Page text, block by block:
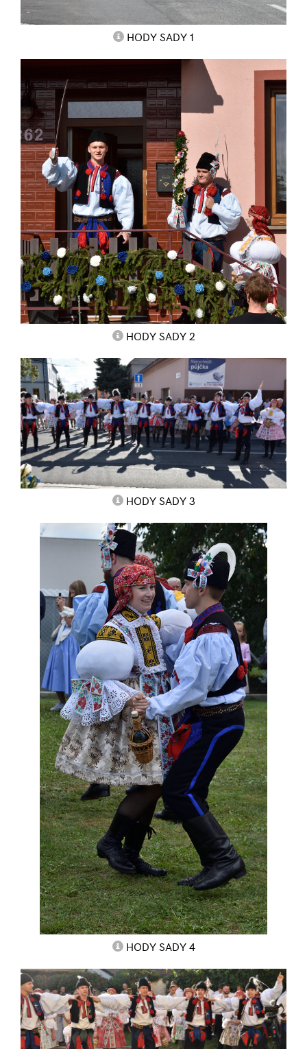
HODY SADY 1
HODY SADY 2
HODY SADY 3
HODY SADY 4